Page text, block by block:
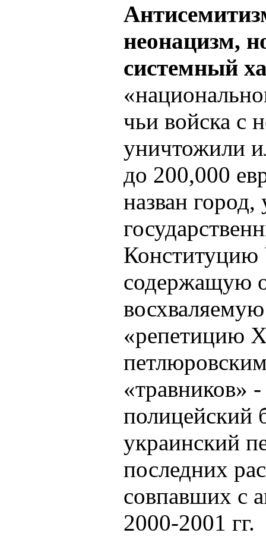
неонацизм,
системный
чьи войска с
уничтожили
до 200,000
назван
содержащую
«репетицию
«травников»
полицейский
украинский
последних
совпавших с
2000-2001 гг.